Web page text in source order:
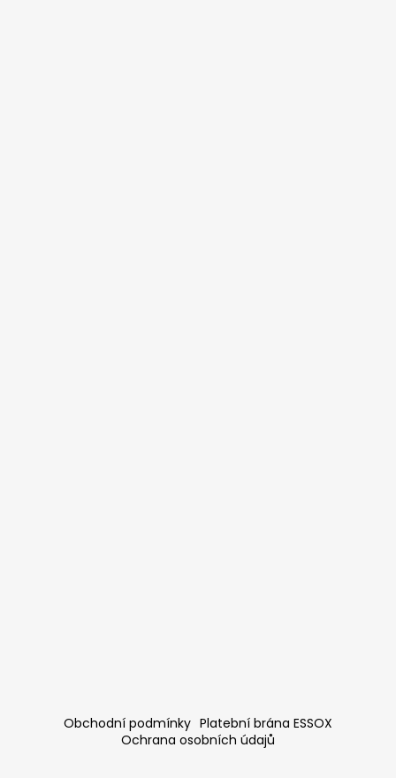
Obchodní podmínky Platební brána ESSOX
Ochrana osobních údajů